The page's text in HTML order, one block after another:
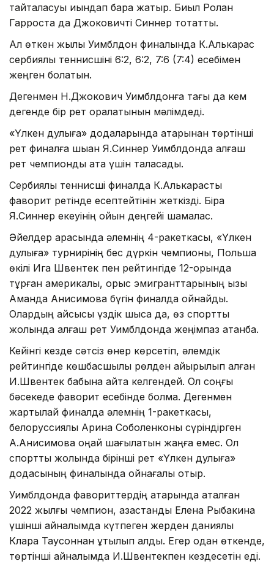
тайталасуы қиындап бара жатыр. Биыл Ролан
Гарроста да Джоковичті Синнер тоқтатты.
Ал өткен жылы Уимблдон финалында К.Алькарас
сербиялық теннисшіні 6:2, 6:2, 7:6 (7:4) есебімен
жеңген болатын.
Дегенмен Н.Джокович Уимблдонға тағы да кем
дегенде бір рет оралатынын мәлімдеді.
«Үлкен дулыға» додаларында қатарынан төртінші
рет финалға шыққан Я.Синнер Уимблдонда алғаш
рет чемпиондық атақ үшін таласады.
Сербиялық теннисші финалда К.Алькарасты
фаворит ретінде есептейтінін жеткізді. Бірақ
Я.Синнер екеуінің ойын деңгейі шамалас.
Әйелдер арасында әлемнің 4-ракеткасы, «Үлкен
дулыға» турнирінің бес дүркін чемпионы, Польша
өкілі Ига Швентек пен рейтингіде 12-орында
тұрған америкалық, орыс эмигранттарының қызы
Аманда Анисимова бүгін финалда ойнайды.
Олардың қайсысы үздік шықса да, өз спорттық
жолында алғаш рет Уимблдонда жеңімпаз атанбақ.
Кейінгі кезде сәтсіз өнер көрсетіп, әлемдік
рейтингіде көшбасшылық рөлден айырылып қалған
И.Швентек бабына қайта келгендей. Ол соңғы
бәсекеде фаворит есебінде болмақ. Дегенмен
жартылай финалда әлемнің 1-ракеткасы,
белоруссиялық Арина Соболенконы сүріндірген
А.Анисимова оңай шағылатын жаңғақ емес. Ол
спорттық жолында бірінші рет «Үлкен дулыға»
додасының финалында ойнағалы отыр.
Уимблдонда фавориттердің қатарында аталған
2022 жылғы чемпион, қазақстандық Елена Рыбакина
үшінші айналымда күтпеген жерден даниялық
Клара Таусоннан ұтылып қалды. Егер одан өткенде,
төртінші айналымда И.Швентекпен кездесетін еді.